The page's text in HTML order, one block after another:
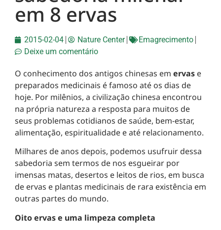
em 8 ervas
2015-02-04 Nature Center
Emagrecimento
Deixe um comentário
O conhecimento dos antigos chinesas em ervas e
preparados medicinais é famoso até os dias de
hoje. Por milênios, a civilização chinesa encontrou
na própria natureza a resposta para muitos de
seus problemas cotidianos de saúde, bem-estar,
alimentação, espiritualidade e até relacionamento.
Milhares de anos depois, podemos usufruir dessa
sabedoria sem termos de nos esgueirar por
imensas matas, desertos e leitos de rios, em busca
de ervas e plantas medicinais de rara existência em
outras partes do mundo.
Oito ervas e uma limpeza completa